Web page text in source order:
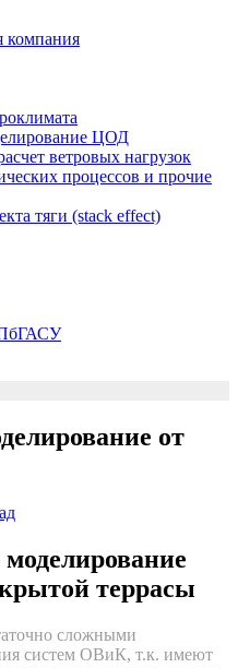
ЦОД
ветровых нагрузок
процессов и прочие
тяги (stack effect)
от
террасы
сложными
систем ОВиК, т.к. имеют